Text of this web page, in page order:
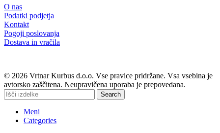
O nas
Podatki podjetja
Kontakt
Pogoji poslovanja
Dostava in vračila
© 2026 Vrtnar Kurbus d.o.o. Vse pravice pridržane. Vsa vsebina je
avtorsko zaščitena. Neupravičena uporaba je prepovedana.
Search
Meni
Categories